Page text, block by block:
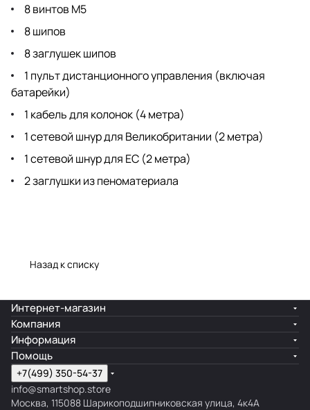
8 винтов M5
8 шипов
8 заглушек шипов
1 пульт дистанционного управления (включая
батарейки)
1 кабель для колонок (4 метра)
1 сетевой шнур для Великобритании (2 метра)
1 сетевой шнур для ЕС (2 метра)
2 заглушки из пеноматериала
Назад к списку
Интернет-магазин
Компания
Информация
Помощь
+7(499) 350-54-37
info@smartshop.store
Москва, 115088 Шарикоподшипниковская улица, 4к4А